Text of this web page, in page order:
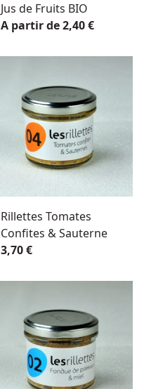
Jus de Fruits BIO
A partir de 2,40 €
Rillettes Tomates
Confites & Sauterne
3,70 €